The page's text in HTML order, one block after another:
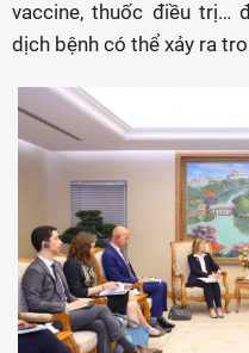
vaccine, thuốc điều trị…
dịch bệnh có thể xảy ra